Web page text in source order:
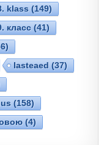
klass (149)
класс (41)
lasteaed (37)
(158)
(4)